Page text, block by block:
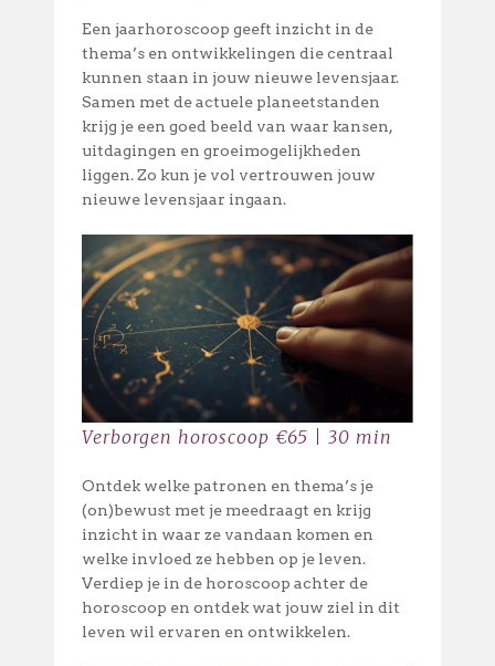
Een jaarhoroscoop geeft inzicht in de
thema’s en ontwikkelingen die centraal
kunnen staan in jouw nieuwe levensjaar.
Samen met de actuele planeetstanden
krijg je een goed beeld van waar kansen,
uitdagingen en groeimogelijkheden
liggen. Zo kun je vol vertrouwen jouw
nieuwe levensjaar ingaan.
Verborgen horoscoop €65 | 30 min
Ontdek welke patronen en thema’s je
(on)bewust met je meedraagt en krijg
inzicht in waar ze vandaan komen en
welke invloed ze hebben op je leven.
Verdiep je in de horoscoop achter de
horoscoop en ontdek wat jouw ziel in dit
leven wil ervaren en ontwikkelen.